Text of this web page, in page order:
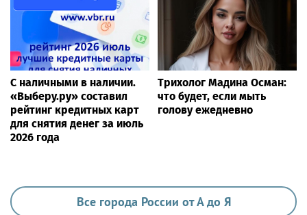
С наличными в наличии.
«Выберу.ру» составил
рейтинг кредитных карт
для снятия денег за июль
2026 года
Трихолог Мадина Осман:
что будет, если мыть
голову ежедневно
Все города России от А до Я